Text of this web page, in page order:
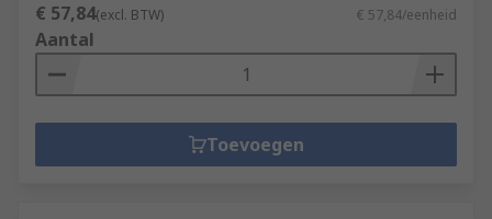
€ 57,84(excl. BTW) € 57,84/eenheid
Aantal
Toevoegen